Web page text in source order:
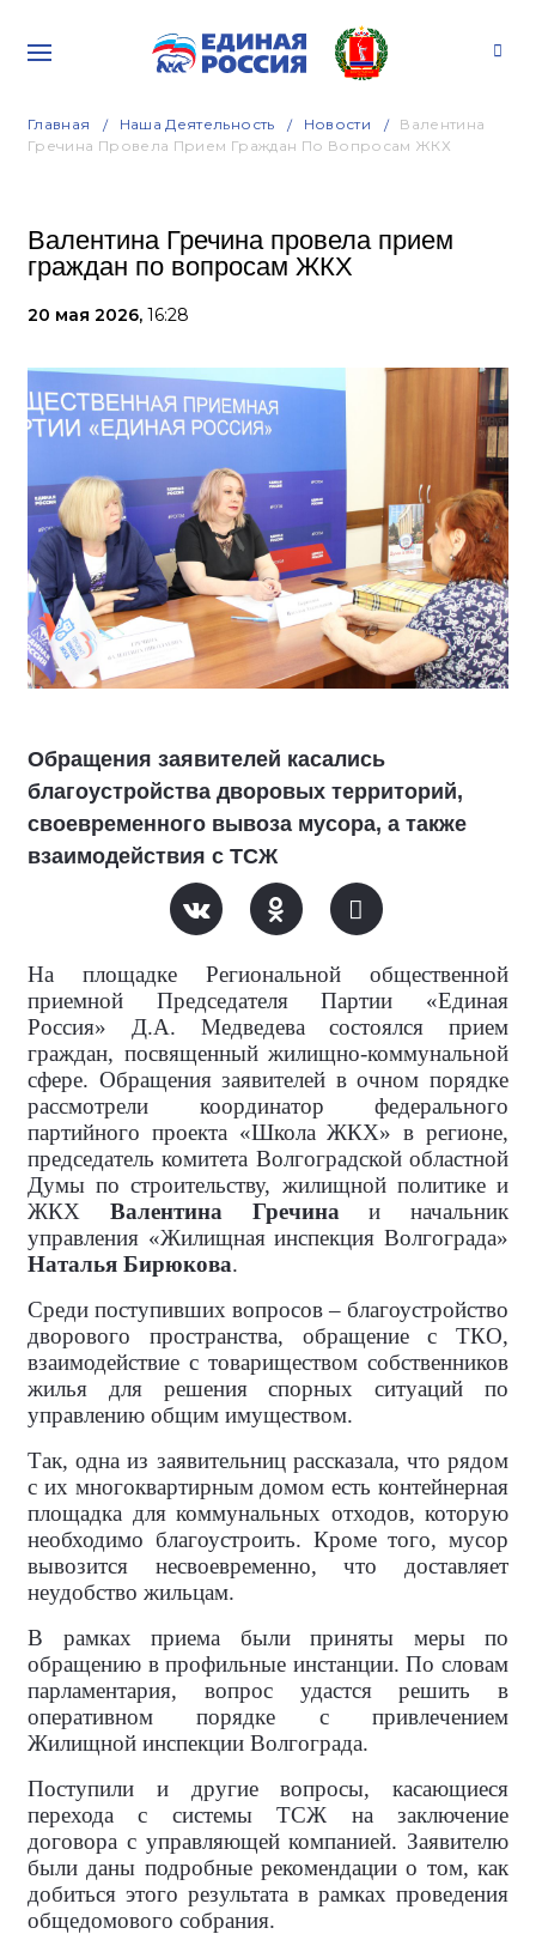
Главная Наша Деятельность Новости
Валентина
Гречина Провела Прием Граждан По Вопросам ЖКХ
Валентина Гречина провела прием
граждан по вопросам ЖКХ
20 мая 2026, 16:28
Обращения заявителей касались
благоустройства дворовых территорий,
своевременного вывоза мусора, а также
взаимодействия с ТСЖ
На площадке Региональной общественной
приемной Председателя Партии «Единая
Россия» Д.А. Медведева состоялся прием
граждан, посвященный жилищно-коммунальной
сфере. Обращения заявителей в очном порядке
рассмотрели координатор федерального
партийного проекта «Школа ЖКХ» в регионе,
председатель комитета Волгоградской областной
Думы по строительству, жилищной политике и
ЖКХ Валентина Гречина и начальник
управления «Жилищная инспекция Волгограда»
Наталья Бирюкова.
Среди поступивших вопросов – благоустройство
дворового пространства, обращение с ТКО,
взаимодействие с товариществом собственников
жилья для решения спорных ситуаций по
управлению общим имуществом.
Так, одна из заявительниц рассказала, что рядом
с их многоквартирным домом есть контейнерная
площадка для коммунальных отходов, которую
необходимо благоустроить. Кроме того, мусор
вывозится несвоевременно, что доставляет
неудобство жильцам.
В рамках приема были приняты меры по
обращению в профильные инстанции. По словам
парламентария, вопрос удастся решить в
оперативном порядке с привлечением
Жилищной инспекции Волгограда.
Поступили и другие вопросы, касающиеся
перехода с системы ТСЖ на заключение
договора с управляющей компанией. Заявителю
были даны подробные рекомендации о том, как
добиться этого результата в рамках проведения
общедомового собрания.